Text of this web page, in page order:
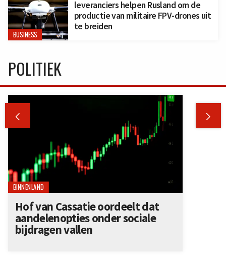
BUSINESS
leveranciers helpen Rusland om de
productie van militaire FPV-drones uit
te breiden
POLITIEK
 
BINNENLAND
Hof van Cassatie oordeelt dat
aandelenopties onder sociale
bijdragen vallen